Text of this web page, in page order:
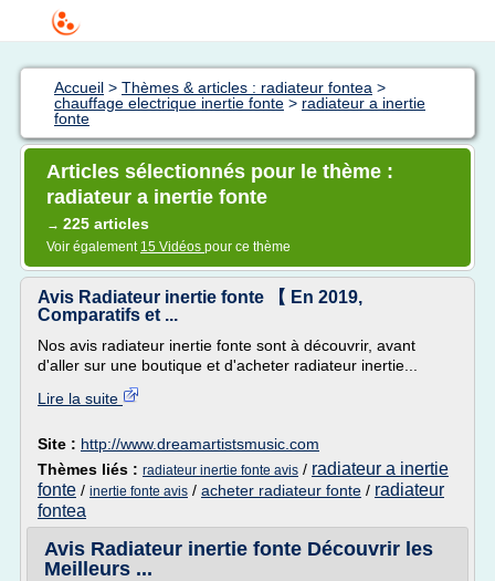
Accueil > Thèmes & articles : radiateur fontea >
chauffage electrique inertie fonte > radiateur a inertie
fonte
Articles sélectionnés pour le thème :
radiateur a inertie fonte
→ 225 articles
Voir également 15 Vidéos pour ce thème
Avis Radiateur inertie fonte 【 En 2019,
Comparatifs et ...
Nos avis radiateur inertie fonte sont à découvrir, avant
d'aller sur une boutique et d'acheter radiateur inertie...
Lire la suite
Site : http://www.dreamartistsmusic.com
Thèmes liés : radiateur inertie fonte avis / radiateur a inertie
fonte / inertie fonte avis / acheter radiateur fonte / radiateur
fontea
Avis Radiateur inertie fonte Découvrir les
Meilleurs ...